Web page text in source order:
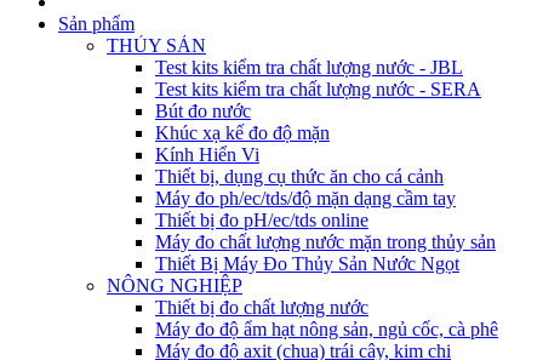
Sản phẩm
THỦY SẢN
Test kits kiểm tra chất lượng nước - JBL
Test kits kiểm tra chất lượng nước - SERA
Bút đo nước
Khúc xạ kế đo độ mặn
Kính Hiển Vi
Thiết bị, dụng cụ thức ăn cho cá cảnh
Máy đo ph/ec/tds/độ mặn dạng cầm tay
Thiết bị đo pH/ec/tds online
Máy đo chất lượng nước mặn trong thủy sản
Thiết Bị Máy Đo Thủy Sản Nước Ngọt
NÔNG NGHIỆP
Thiết bị đo chất lượng nước
Máy đo độ ẩm hạt nông sản, ngủ cốc, cà phê
Máy đo độ axit (chua) trái cây, kim chi